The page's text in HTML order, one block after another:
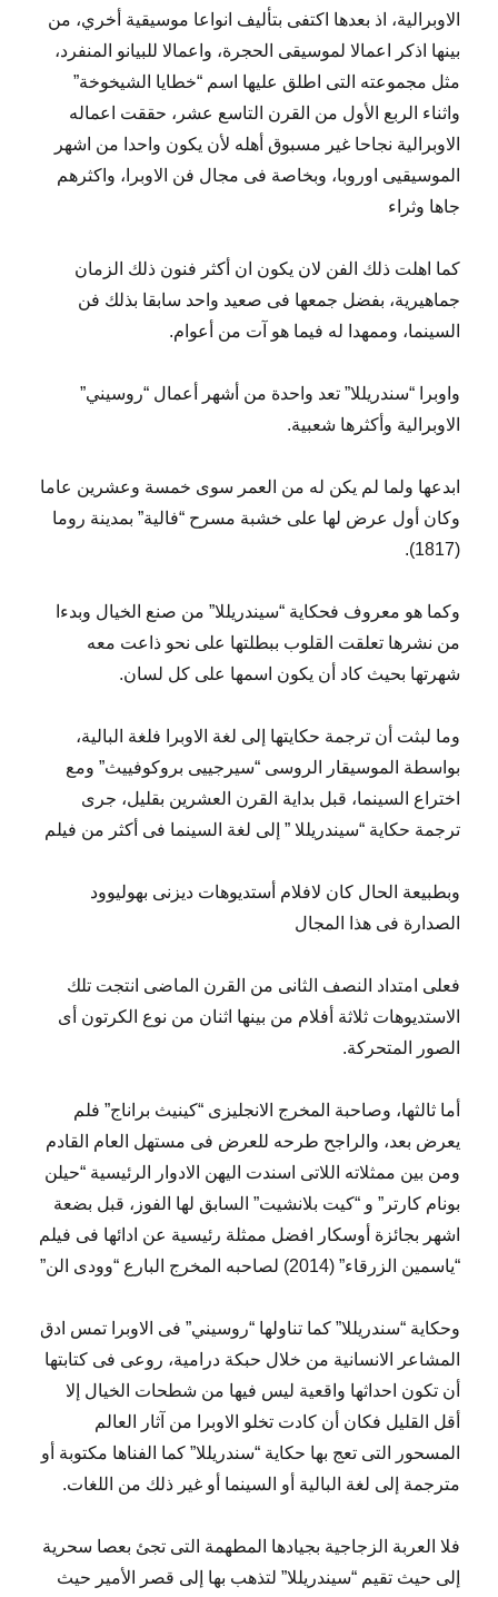
الاوبرالية، اذ بعدها اكتفى بتأليف انواعا موسيقية أخري، من
بينها اذكر اعمالا لموسيقى الحجرة، واعمالا للبيانو المنفرد،
مثل مجموعته التى اطلق عليها اسم “خطايا الشيخوخة”
واثناء الربع الأول من القرن التاسع عشر، حققت اعماله
الاوبرالية نجاحا غير مسبوق أهله لأن يكون واحدا من اشهر
الموسيقيى اوروبا، وبخاصة فى مجال فن الاوبرا، واكثرهم
جاها وثراء
كما اهلت ذلك الفن لان يكون ان أكثر فنون ذلك الزمان
جماهيرية، بفضل جمعها فى صعيد واحد سابقا بذلك فن
السينما، وممهدا له فيما هو آت من أعوام.
واوبرا “سندريللا” تعد واحدة من أشهر أعمال “روسيني”
الاوبرالية وأكثرها شعبية.
ابدعها ولما لم يكن له من العمر سوى خمسة وعشرين عاما
وكان أول عرض لها على خشبة مسرح “فالية” بمدينة روما
(1817).
وكما هو معروف فحكاية “سيندريللا” من صنع الخيال وبدءا
من نشرها تعلقت القلوب ببطلتها على نحو ذاعت معه
شهرتها بحيث كاد أن يكون اسمها على كل لسان.
وما لبثت أن ترجمة حكايتها إلى لغة الاوبرا فلغة البالية،
بواسطة الموسيقار الروسى “سيرجييى بروكوفييث” ومع
اختراع السينما، قبل بداية القرن العشرين بقليل، جرى
ترجمة حكاية “سيندريللا ” إلى لغة السينما فى أكثر من فيلم
وبطبيعة الحال كان لافلام أستديوهات ديزنى بهوليوود
الصدارة فى هذا المجال
فعلى امتداد النصف الثانى من القرن الماضى انتجت تلك
الاستديوهات ثلاثة أفلام من بينها اثنان من نوع الكرتون أى
الصور المتحركة.
أما ثالثها، وصاحبة المخرج الانجليزى “كينيث براناج” فلم
يعرض بعد، والراجح طرحه للعرض فى مستهل العام القادم
ومن بين ممثلاته اللاتى اسندت اليهن الادوار الرئيسية “حيلن
بونام كارتر” و “كيت بلانشيت” السابق لها الفوز، قبل بضعة
اشهر بجائزة أوسكار افضل ممثلة رئيسية عن ادائها فى فيلم
“ياسمين الزرقاء” (2014) لصاحبه المخرج البارع “وودى الن”
وحكاية “سندريللا” كما تناولها “روسيني” فى الاوبرا تمس ادق
المشاعر الانسانية من خلال حبكة درامية، روعى فى كتابتها
أن تكون احداثها واقعية ليس فيها من شطحات الخيال إلا
أقل القليل فكان أن كادت تخلو الاوبرا من آثار العالم
المسحور التى تعج بها حكاية “سندريللا” كما الفناها مكتوبة أو
مترجمة إلى لغة البالية أو السينما أو غير ذلك من اللغات.
فلا العربة الزجاجية بجيادها المطهمة التى تجئ بعصا سحرية
إلى حيث تقيم “سيندريللا” لتذهب بها إلى قصر الأمير حيث